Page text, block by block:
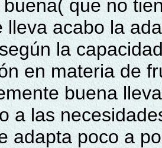
que no
lleva acabo la
la
en materia de
buena
a las
adapta poco a